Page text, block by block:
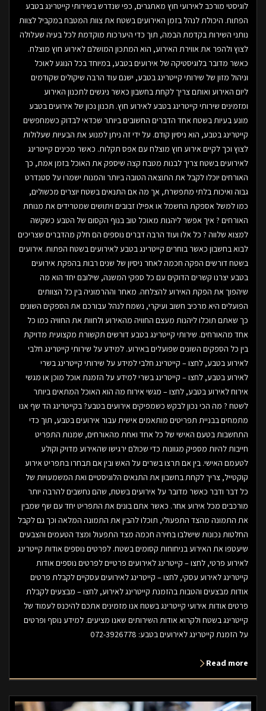
לוגיסטי מורכב לאירועי חוץ מאתגרים, כפי שנדרש בשירותי קייטרינג בטבע
הפתוח. היכולת לנהל בזמן האירועים בשטח את צוות המטבח במקביל לצוות
נותני השירות בקדמת הבמה, תוך כדי היערכות מוקדמת לכל בעיה שעלולה
לצוץ ולהפר את אווירת האירוע, הוא המתכון המושלם לאירוע חוץ מוצלח.
כאשר מדובר בלוגיסטיקה של אירועים בטבע, במיוחד בכל הנוגע לאוכל
וניהול מזון של שירותי קייטרינג בטבע, ישנם עוד הרבה שיקולים שקודמים
ליום האירוע ואותם צריך לקחת בחשבון כאשר ניגשים לתכנון האירוע
ומזמינים שירותי קייטרינג בטבע לאירוע חוץ. תכנון נכון של אירועים בטבע
מונע בעיות בשטח אחד הדברים החשובים ביותר שכדאי לבדוק כשמחפשים
קייטרינג בטבע, הוא ניסיון קודם. על ידי זה ניתן למנוע את הבעיות שעלולות
לצוץ וכך לקיים אירוע חוץ מוצלח עם אפס תקלות. כאשר מכינים קייטרינג
לאירועים בשטח צריך לבנות מטבח קצה שיספק את האוכל בזמן אמת, כך
האורחים יוכלו לקבל את התוצאה הטובה ביותר והמנות ישמרו על סטנדרט
גבוה ואיכות בלתי מתפשרת, אך מה אם התנאים בשטח יוצרים מכשולים,
כמו למשל אספקת החשמל או אפילו זבובים ויתושים שמטרידים את מנוחת
האורחים ? איך אפשר ליהנות מאוכל טוב בנוף הקסום של הטבע כשקשה
למצוא שלווה ? כל אלו ועוד הרבה דברים נוספים הם חלק מהדברים שצריכים
לבוא בחשבון כאשר בוחרים קייטרינג בטבע לאירועים בשטח הפתוח. אירועים
בשטח דורשים הפקה חכמה לאחר ניסיון של שנים רבות בהפקת אירועים
בטבע יצרנו קשרים הדוקים עם כל ספקי המשנה, שילובם יחד הוא מה
שיהפוך את הפקת האירוע להצלחה. מאחר וההרמוניה בין כל הצוותים
הפועלים היא מרכיב חשוב ועיקרי, נשמח לנהל עבורכם את הספקים השונים
כך שאתם תוכלו ליהנות מעצם החוויה מהאירוע ולחוות את החוויה כמו כל
אחד מהאורחים. שירותי קייטרינג בטבע דורשים תקשורת מקצועית מדויקת
בין כל הספקים השונים שפועלים באירוע. למידע על שירותי קייטרינג חלבי
לאירוע בטבע, לחצו – קייטרינג חלבי למידע על שירותי קייטרינג בשרי
לאירוע בטבע, לחצו – קייטרינג בשרי למידע על הזמנת אוכל מוכן או מגשי
אירוח לאירוע בטבע, לחצו – מגשי אירוח מה הוא האוכל המתאים ביותר
לשטח ? מה הכי נכון לבקש כשמפיקים אירועים בטבע? בקייטרינג הד שף אנו
מתמחים בבניית תפריטים מותאמים אישית עבור אירועים בטבע, תוך כדי
התחשבות בטעם האישי של כל אחד ואחת מהאורחים, שמנות התפריט
חייבות להיות מספיק מגוונות כדי שכולם ירגישו שהאירוע מדויק וקולע
לטעמם האישי. בין אם תרצו בשרים על האש ובין אם תבחרו בתפריט אירוע
קוקטייל, צריך לקחת בחשבון את התנאים הלוגיסטיים ואת המשמעויות של
כל דבר ודבר כאשר מדובר על אירועים בשטח, שהם נחשבים להרבה יותר
מורכבים מכל אירוע אחר. כאשר אתם בונים את התפריט יחד עם שף שמבין
את התמונה מהצד התפעולי, תוכלו להבין את התמונה המלאה וכך גם לקבל
החלטות נכונות שישלבו בחירה חכמה מצד התפעול ומצד הטעמים והצבעים
שיעטפו את האירוע בניחוחות קסומים בשטח. לפרטים נוספים אודות קייטרינג
לאירוע פרטי, לחצו – קייטרינג לאירועים פרטיים לפרטים נוספים אודות
קייטרינג לאירוע עסקי, לחצו – קייטרינג לאירועים עסקיים לקבלת פרטים
אודות מבצעים והטבות בהזמנת קייטרינג לאירוע, לחצו – מבצעים לקבלת
פרטים אודות אירועי קייטרינג בשטח אנו מזמינים אתכם להיכנס לעמוד של
קייטרינג בשטח ולקרוא אודות השירותים שאנו מציעים. למידע נוסף ופרטים
על הזמנת קייטרינג לאירועים בטבע: 072-3926778
Read more